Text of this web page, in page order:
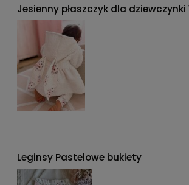
Jesienny płaszczyk dla
Leginsy Pastelowe bukiety